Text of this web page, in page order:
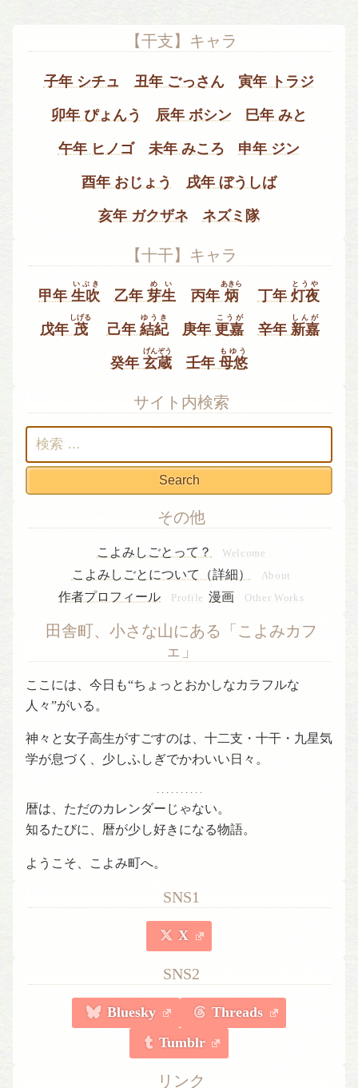
【干支】キャラ
子年 シチュ 丑年 ごっさん 寅年 トラジ
卯年 ぴょんう 辰年 ボシン 巳年 みと
午年 ヒノゴ 未年 みころ 申年 ジン
酉年 おじょう 戌年 ぼうしば
亥年 ガクザネ ネズミ隊
【十干】キャラ
甲年生吹
いぶき
乙年 芽生
めい
丙年 炳
あきら
丁年 灯夜
とうや
戊年 茂
しげる
己年 結紀
ゆうき
庚年 更嘉
こうが
辛年 新嘉
しんが
癸年玄蔵
げんぞう
壬年 母悠
もゆう
サイト内検索
索:
その他
こよみしごとって？ Welcome
こよみしごとについて（詳細） About
作者プロフィール Profile 漫画 Other Works
田舎町、小さな山にある「こよみカフ
ェ」
ここには、今日も“ちょっとおかしなカラフルな
人々”がいる。
神々と女子高生がすごすのは、十二支・十干・九星気
学が息づく、少しふしぎでかわいい日々。
. . . . . . . . . .
暦は、ただのカレンダーじゃない。
知るたびに、暦が少し好きになる物語。
ようこそ、こよみ町へ。
SNS1
X
SNS2
Bluesky
Threads
Tumblr
リンク